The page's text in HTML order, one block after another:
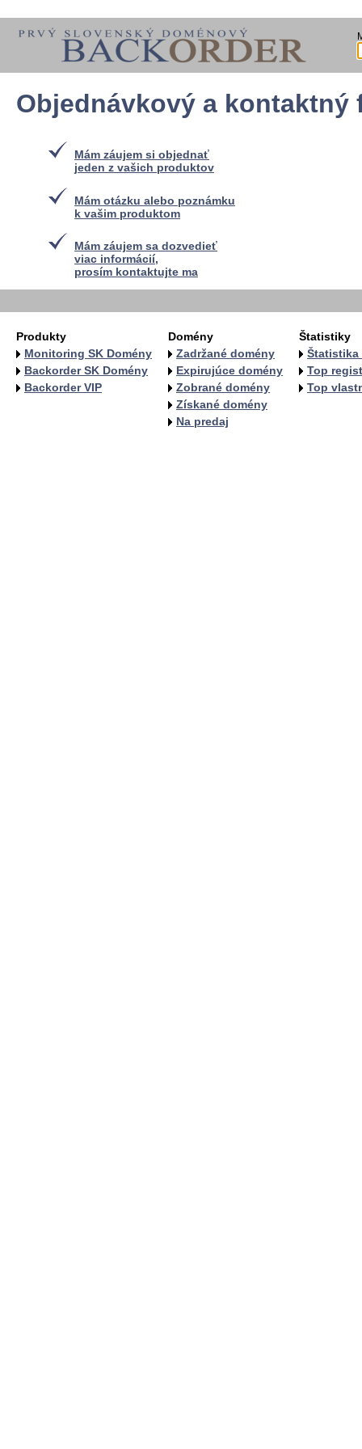
Objednávkový a kontaktný
Mám záujem si objednať
jeden z vašich produktov
Mám otázku alebo poznámku
k vašim produktom
Mám záujem sa dozvedieť
viac informácií,
prosím kontaktujte ma
Produkty
Monitoring SK Domény
Backorder SK Domény
Backorder VIP
Domény
Zadržané domény
Expirujúce domény
Zobrané domény
Získané domény
Na predaj
Štatistiky
Štatistika
Top
Top